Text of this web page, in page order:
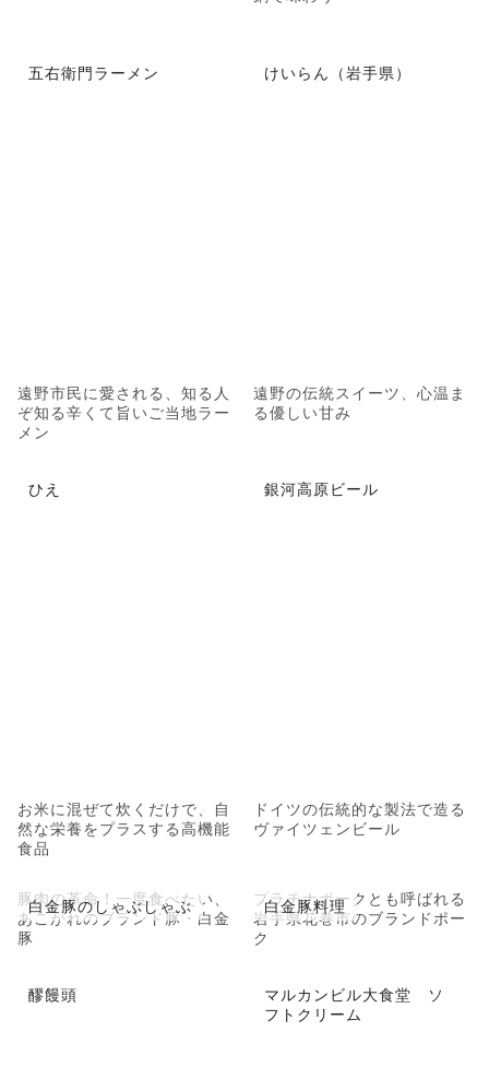
五右衛門ラーメン
遠野市民に愛される、知る人
ぞ知る辛くて旨いご当地ラー
メン
けいらん（岩手県）
遠野の伝統スイーツ、心温ま
る優しい甘み
ひえ
お米に混ぜて炊くだけで、自
然な栄養をプラスする高機能
食品
銀河高原ビール
ドイツの伝統的な製法で造る
ヴァイツェンビール
白金豚のしゃぶしゃぶ
豚肉の革命！一度食べたい、
あこがれのブランド豚・白金
豚
白金豚料理
プラチナポークとも呼ばれる
岩手県花巻市のブランドポー
ク
醪饅頭
マルカンビル大食堂 ソ
フトクリーム